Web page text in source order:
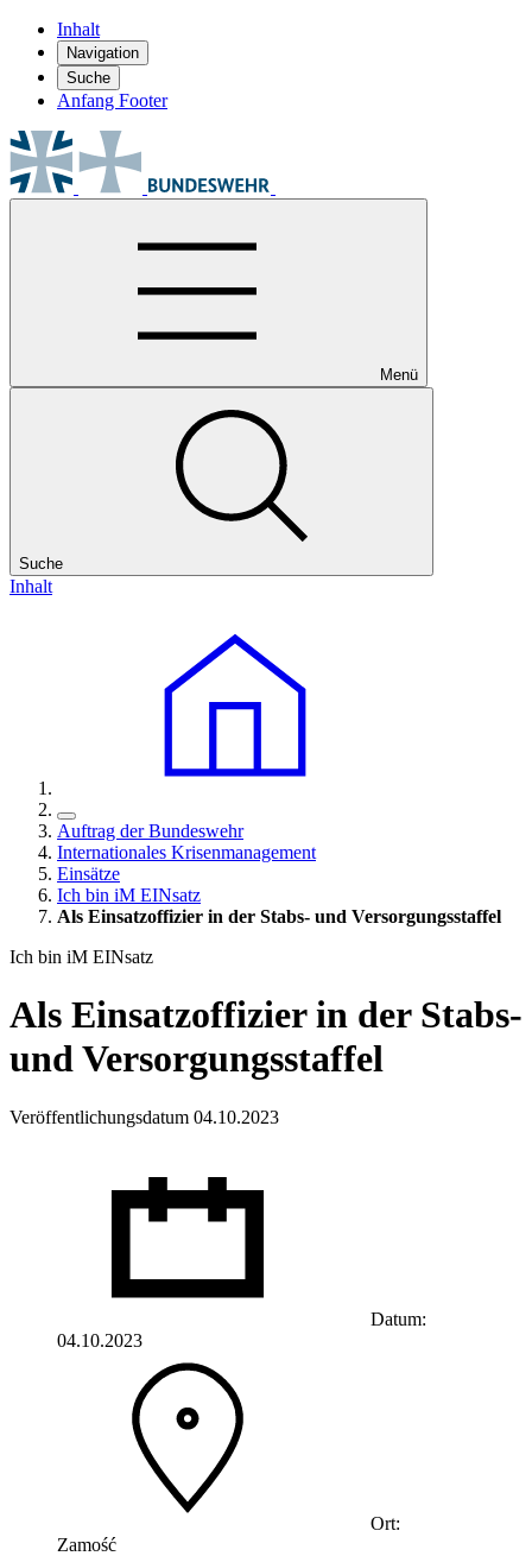
Inhalt
Navigation
Suche
Anfang Footer
Menü
Suche
Inhalt
Auftrag der Bundeswehr
Internationales Krisenmanagement
Einsätze
Ich bin iM EINsatz
Als Einsatzoffizier in der Stabs- und Versorgungsstaffel
Ich bin iM EINsatz
Als Einsatzoffizier in der Stabs-
und Versorgungsstaffel
Veröffentlichungsdatum 04.10.2023
Datum:
04.10.2023
Ort:
Zamość